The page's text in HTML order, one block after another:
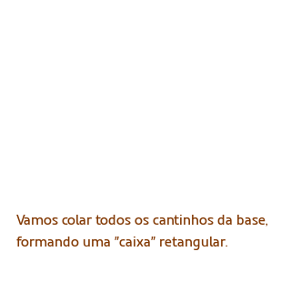
Vamos colar todos os cantinhos da base,
formando uma "caixa" retangular.